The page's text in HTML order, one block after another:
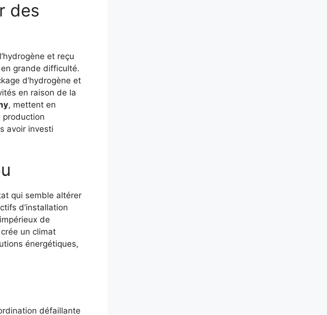
des
et reçu
en grande difficulté.
d’hydrogène et
en raison de la
, mettent en
production
avoir investi
qui semble altérer
d’installation
de
un climat
énergétiques,
défaillante